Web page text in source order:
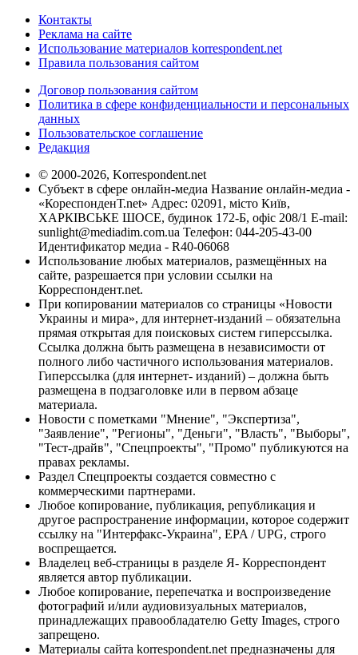
Контакты
Реклама на сайте
Использование материалов korrespondent.net
Правила пользования сайтом
Договор пользования сайтом
Политика в сфере конфиденциальности и персональных
данных
Пользовательское соглашение
Редакция
© 2000-2026, Korrespondent.net
Субъект в сфере онлайн-медиа Название онлайн-медиа -
«КореспонденТ.net» Адрес: 02091, місто Київ,
ХАРКІВСЬКЕ ШОСЕ, будинок 172-Б, офіс 208/1 E-mail:
sunlight@mediadim.com.ua Телефон: 044-205-43-00
Идентификатор медиа - R40-06068
Использование любых материалов, размещённых на
сайте, разрешается при условии ссылки на
Корреспондент.net.
При копировании материалов со страницы «Новости
Украины и мира», для интернет-изданий – обязательна
прямая открытая для поисковых систем гиперссылка.
Ссылка должна быть размещена в независимости от
полного либо частичного использования материалов.
Гиперссылка (для интернет- изданий) – должна быть
размещена в подзаголовке или в первом абзаце
материала.
Новости с пометками "Мнение", "Экспертиза",
"Заявление", "Регионы", "Деньги", "Власть", "Выборы",
"Тест-драйв", "Спецпроекты", "Промо" публикуются на
правах рекламы.
Раздел Спецпроекты создается совместно с
коммерческими партнерами.
Любое копирование, публикация, републикация и
другое распространение информации, которое содержит
ссылку на "Интерфакс-Украина", EPA / UPG, строго
воспрещается.
Владелец веб-страницы в разделе Я- Корреспондент
является автор публикации.
Любое копирование, перепечатка и воспроизведение
фотографий и/или аудиовизуальных материалов,
принадлежащих правообладателю Getty Images, строго
запрещено.
Материалы сайта korrespondent.net предназначены для